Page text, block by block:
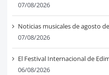
07/08/2026
Noticias musicales de agosto
07/08/2026
El Festival Internacional de
06/08/2026